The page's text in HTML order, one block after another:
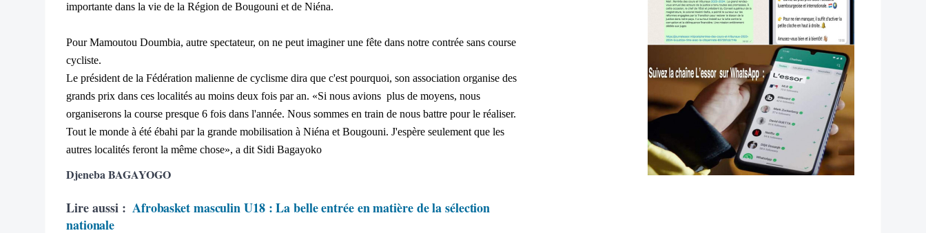
importante dans la vie de la Région de Bougouni et de Niéna.
Pour Mamoutou Doumbia, autre spectateur, on ne peut imaginer une fête dans notre contrée sans course
cycliste.
Le président de la Fédération malienne de cyclisme dira que c'est pourquoi, son association organise des
grands prix dans ces localités au moins deux fois par an. «Si nous avions plus de moyens, nous
organiserons la course presque 6 fois dans l'année. Nous sommes en train de nous battre pour le réaliser.
Tout le monde à été ébahi par la grande mobilisation à Niéna et Bougouni. J'espère seulement que les
autres localités feront la même chose», a dit Sidi Bagayoko
Djeneba BAGAYOGO
Lire aussi : Afrobasket masculin U18 : La belle entrée en matière de la sélection
nationale